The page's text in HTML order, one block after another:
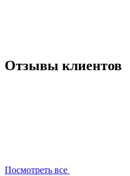
Отзывы клиентов
Посмотреть все